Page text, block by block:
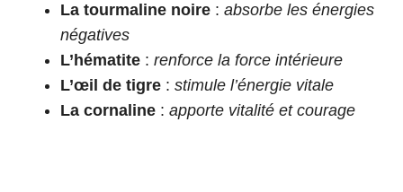
La tourmaline noire : absorbe les énergies
négatives
L’hématite : renforce la force intérieure
L’œil de tigre : stimule l’énergie vitale
La cornaline : apporte vitalité et courage